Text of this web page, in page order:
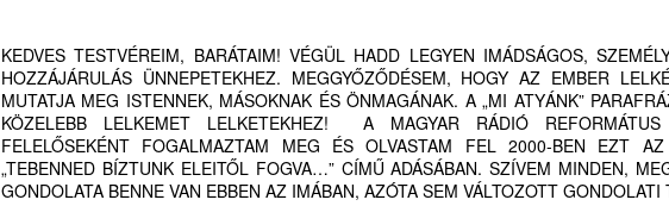
KEDVES TESTVÉREIM, BARÁTAIM! VÉGÜL HADD LEGYEN IMÁDSÁGOS,
HOZZÁJÁRULÁS ÜNNEPETEKHEZ. MEGGYŐZŐDÉSEM, HOGY AZ EMBER
MUTATJA MEG ISTENNEK, MÁSOKNAK ÉS ÖNMAGÁNAK. A „MI ATYÁNK”
KÖZELEBB LELKEMET LELKETEKHEZ! A MAGYAR RÁDIÓ
FELELŐSEKÉNT FOGALMAZTAM MEG ÉS OLVASTAM FEL 2000-BEN EZT
„TEBENNED BÍZTUNK ELEITŐL FOGVA…” CÍMŰ ADÁSÁBAN. SZÍVEM MINDEN,
GONDOLATA BENNE VAN EBBEN AZ IMÁBAN, AZÓTA SEM VÁLTOZOTT GONDOLATI
megtartása országos és helyi szinten. Az Úr vezesse átgondolásunkat,
és döntésünket, az Ő ügye javára. Imaáldásokkal és a Lélektől kapott
reménységgel, és köszönettel,
Dr.
JUL
30
MIKOR LESZ AZ IGE EGYHÁZÁBAN PRÉDIKÁCIÓ
ÉS PRÉDIKÁTOR VASÁRNAP?
MIKOR LESZ AZ IGE EGYHÁZÁBAN PRÉDIKÁCIÓ ÉS PRÉDIKÁTOR
VASÁRNAP?
Hirdesd az igét, állj elő vele alkalmas és alkalmatlan időben,